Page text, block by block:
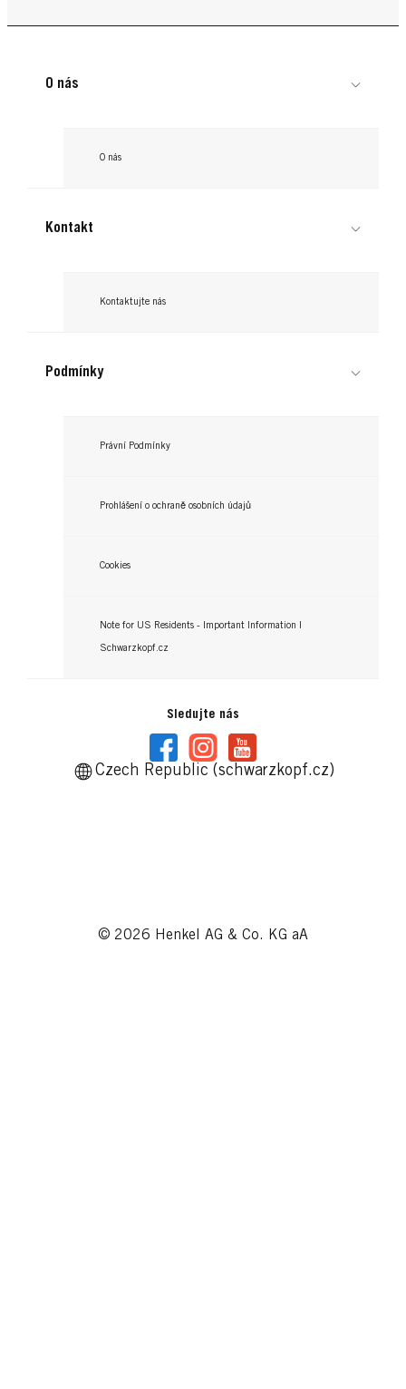
O nás
O nás
Kontakt
Kontaktujte nás
Podmínky
Právní Podmínky
Prohlášení o ochraně osobních údajů
Cookies
Note for US Residents - Important Information |
Schwarzkopf.cz
Sledujte nás
Czech Republic (schwarzkopf.cz)
© 2026 Henkel AG & Co. KG aA